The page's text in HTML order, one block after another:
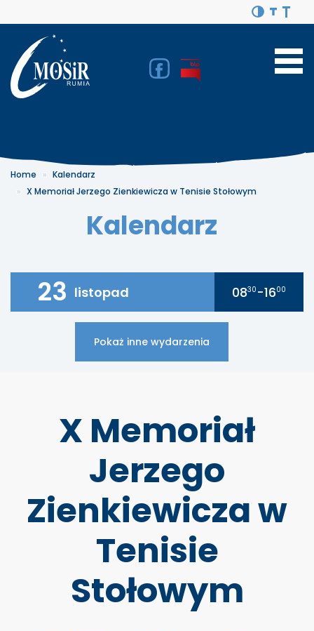
Home
Kalendarz
X Memoriał Jerzego Zienkiewicza w Tenisie Stołowym
Kalendarz
23 listopad 0830 -1600
Pokaż inne wydarzenia
X Memoriał
Jerzego
Zienkiewicza w
Tenisie
Stołowym